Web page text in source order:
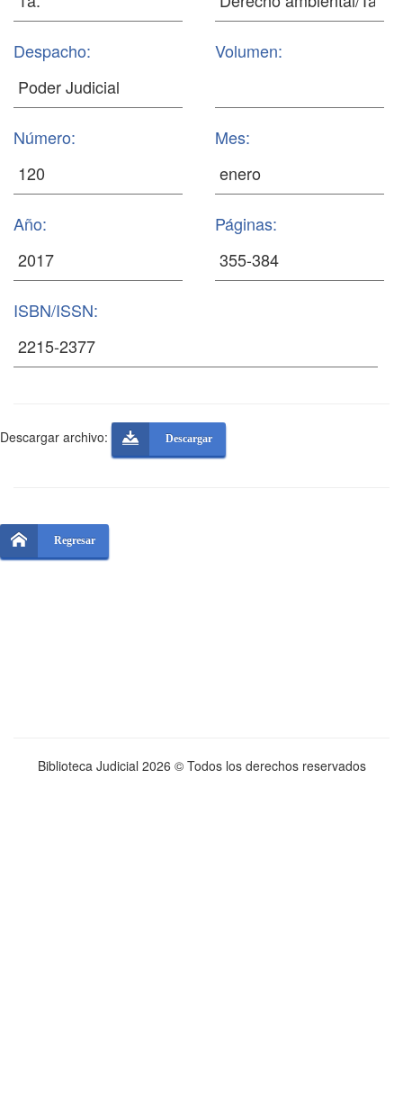
Despacho: Volumen:
Número: Mes:
Año: Páginas:
ISBN/ISSN:
Descargar archivo: Descargar
Regresar
Biblioteca Judicial 2026 © Todos los derechos reservados